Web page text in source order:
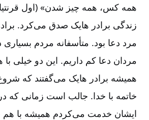
زندگی برادر هایک صدق می‌‌کرد.
مرد دعا بود. متأسفانه مردم بسیاری
مردان دعا کم داریم. این دو خیلی
همیشه برادر هایک می‌‌گفتند که
خاتمه با خدا. جالب است زمانی که
ایشان خدمت می‌‌کردم همیشه با هم